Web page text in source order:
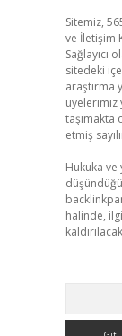
Sitemiz,
ve İletişim
Sağlayıcı
sitedeki
araştırma
üyelerimiz
taşımakta
etmiş
Hukuka ve
halinde,